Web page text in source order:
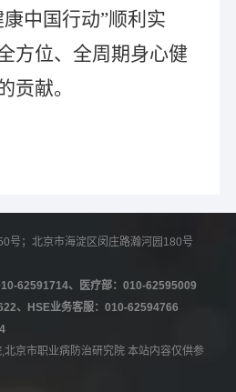
康中国行动”顺利实
方位、全周期身心健
贡献。
号；北京市海淀区闵庄路瀚河园180号
62591714、医疗部：010-62595009
、HSE业务客服：010-62594766
京市职业病防治研究院 本站内容仅供参